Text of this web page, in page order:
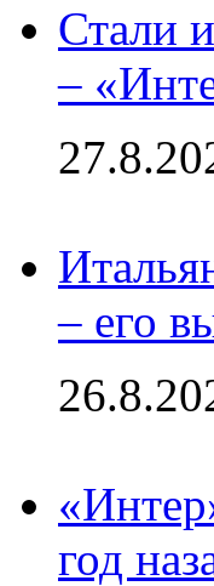
Стали
–
– его
год